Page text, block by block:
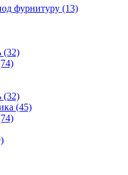
фурнитуру (13)
(32)
(32)
(45)